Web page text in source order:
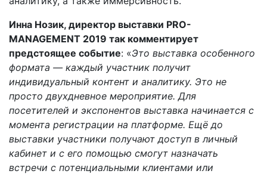
Инна Нозик, директор выставки PRO-
MANAGEMENT 2019 так комментирует
предстоящее событие: «Это выставка особенного
формата — каждый участник получит
индивидуальный контент и аналитику. Это не
просто двухдневное мероприятие. Для
посетителей и экспонентов выставка начинается с
момента регистрации на платформе. Ещё до
выставки участники получают доступ в личный
кабинет и с его помощью смогут назначать
встречи с потенциальными клиентами или